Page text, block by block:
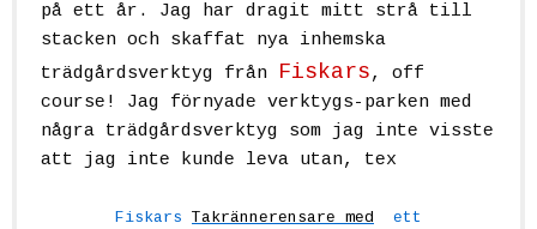
på ett år. Jag har dragit mitt strå till
stacken och skaffat nya inhemska
trädgårdsverktyg från
Fiskars, off
course! Jag förnyade verktygs-parken med
några trädgårdsverktyg som jag inte visste
att jag inte kunde leva utan, tex
Fiskars Takrännerensare med ett